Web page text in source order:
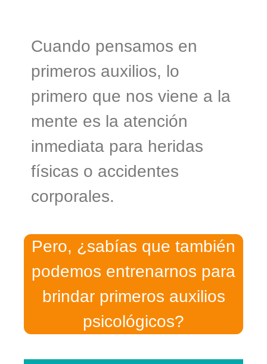
Cuando pensamos en
primeros auxilios, lo
primero que nos viene a la
mente es la atención
inmediata para heridas
físicas o accidentes
corporales.
Pero, ¿sabías que también
podemos entrenarnos para
brindar primeros auxilios
psicológicos?